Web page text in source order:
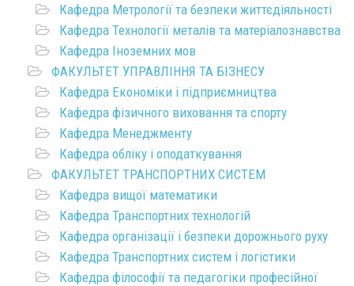
Кафедра Метрології та безпеки життєдіяльності
Кафедра Технології металів та матеріалознавства
Кафедра Іноземних мов
ФАКУЛЬТЕТ УПРАВЛІННЯ ТА БІЗНЕСУ
Кафедра Економіки і підприємництва
Кафедра фізичного виховання та спорту
Кафедра Менеджменту
Кафедра обліку і оподаткування
ФАКУЛЬТЕТ ТРАНСПОРТНИХ СИСТЕМ
Кафедра вищої математики
Кафедра Транспортних технологій
Кафедра організації і безпеки дорожнього руху
Кафедра Транспортних систем і логістики
Кафедра філософії та педагогіки професійної